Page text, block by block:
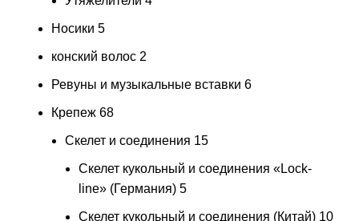
Носики 5
конский волос 2
Ревуны и музыкальные вставки 6
Крепеж 68
Скелет и соединения 15
Скелет кукольный и соединения «Lock-
line» (Германия) 5
Скелет кукольный и соединения (Китай) 10